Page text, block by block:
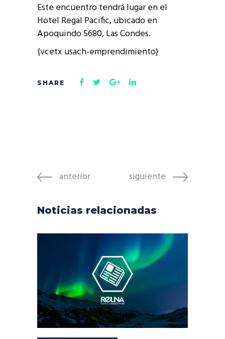
Este encuentro tendrá lugar en el
Hotel Regal Pacific, ubicado en
Apoquindo 5680, Las Condes.
{vcetx usach-emprendimiento}
anterior siguiente
Noticias relacionadas